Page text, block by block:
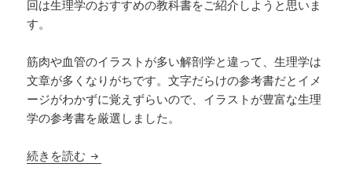
回は生理学のおすすめの教科書をご紹介しようと思いま
す。
筋肉や血管のイラストが多い解剖学と違って、生理学は
文章が多くなりがちです。文字だらけの参考書だとイメ
ージがわかずに覚えずらいので、イラストが豊富な生理
学の参考書を厳選しました。
続きを読む 医学部生におすすめの生理学の教科書